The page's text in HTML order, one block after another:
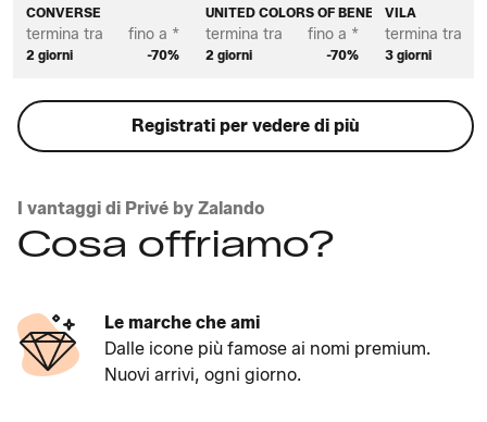
CONVERSE
termina tra
2 giorni
fino a *
-70%
UNITED COLORS OF BENETTON
termina tra
2 giorni
fino a *
-70%
VILA
termina tra
3 giorni
Registrati per vedere di più
I vantaggi di Privé by Zalando
Cosa offriamo?
Le marche che ami
Dalle icone più famose ai nomi premium.
Nuovi arrivi, ogni giorno.